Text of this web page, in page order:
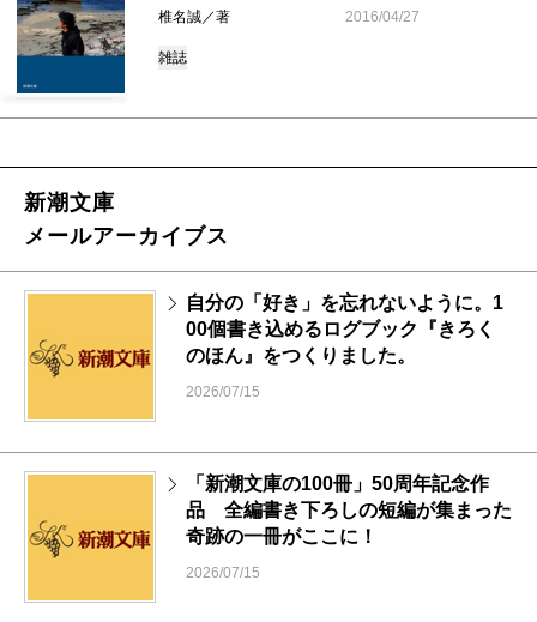
椎名誠／著 2016/04/27
雑誌
新潮文庫
メールアーカイブス
自分の「好き」を忘れないように。1
00個書き込めるログブック『きろく
のほん』をつくりました。
2026/07/15
「新潮文庫の100冊」50周年記念作
品 全編書き下ろしの短編が集まった
奇跡の一冊がここに！
2026/07/15